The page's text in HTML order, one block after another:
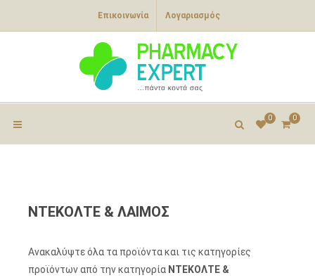
Επικοινωνία Λογαριασμός
0
0
ΝΤΕΚΟΛΤΕ & ΛΑΙΜΟΣ
Ανακαλύψτε όλα τα προϊόντα και τις κατηγορίες
προϊόντων από την κατηγορία ΝΤΕΚΟΛΤΕ &